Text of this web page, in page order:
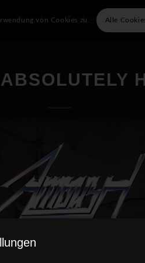
Bands Tickets Info
von Cookies zu. Alle